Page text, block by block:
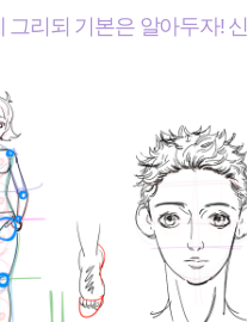
그리되 기본은 알아두자!